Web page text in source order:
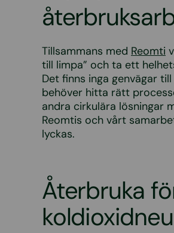
Tillsammans med Reomti
till limpa” och ta ett
Det finns inga genvägar
behöver hitta rätt
andra cirkulära lösningar
Reomtis och vårt
lyckas.
Återbruka